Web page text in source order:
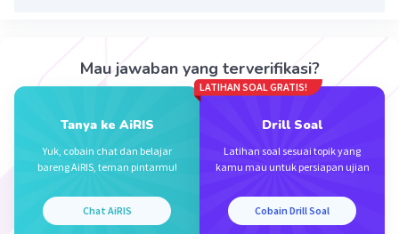
Mau jawaban yang terverifikasi?
Tanya ke AiRIS
Yuk, cobain chat dan belajar
bareng AiRIS, teman pintarmu!
Chat AiRIS
LATIHAN SOAL GRATIS!
Drill Soal
Latihan soal sesuai topik yang
kamu mau untuk persiapan ujian
Cobain Drill Soal